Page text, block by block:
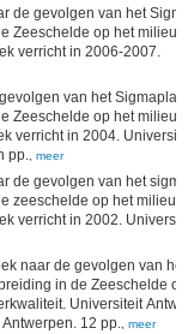
de gevolgen van het
Zeeschelde op het milieu.
verricht in 2006-2007.
van het Sigmaplan,
Zeeschelde op het milieu:
verricht in 2004.
pp., meer
de gevolgen van het
zeeschelde op het milieu.
verricht in 2002.
naar de gevolgen van het
in de Zeeschelde op
Universiteit
Ecosystem Management Research Group: Antwerpen. 12 pp., meer